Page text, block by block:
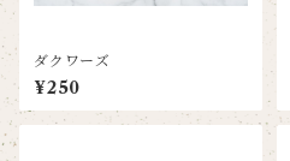
ダクワーズ
¥250